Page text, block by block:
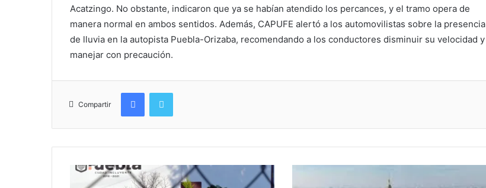
Acatzingo. No obstante, indicaron que ya se habían atendido los percances, y el tramo opera de
manera normal en ambos sentidos. Además, CAPUFE alertó a los automovilistas sobre la presencia
de lluvia en la autopista Puebla-Orizaba, recomendando a los conductores disminuir su velocidad y
manejar con precaución.
Compartir
FacebookTwitter